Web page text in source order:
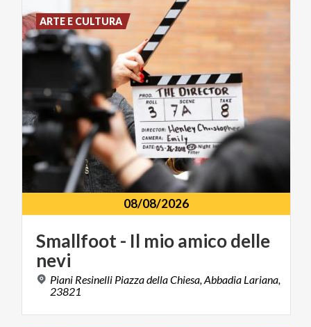
08/08/2026
Smallfoot- Il mioamicodelle
nevi
Piani Resinelli Piazza della Chiesa, Abbadia Lariana,
23821
ARTE E CULTURA